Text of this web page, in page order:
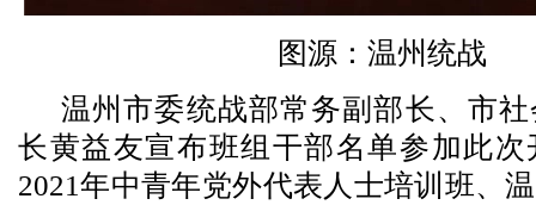
图源：温州统战
温州市委统战部常务副部长、市
长黄益友宣布班组干部名单参加此
2021年中青年党外代表人士培训班、